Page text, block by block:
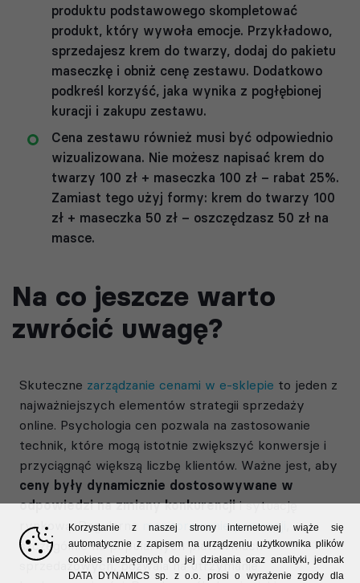
produktu podstawowego skompletować
produkt, który wywoła emocje. Przykładowo,
sprzedajesz krem do twarzy, dodaj do pakietu
maseczkę i obniż cenę zestawu. Dodatkowo
podkreśl korzyść, jaka wynika z pogłębionej
kuracji i zakupu zestawu.
Cena zestawu również musi być odpowiednio
wizualizowana. Nie możesz napisać krem do
twarzy 100 zł + maseczka 100 zł – rabat 25%.
Zamiast tego użyj formy: krem do twarzy 100
zł + maseczka 50 zł – oszczędzasz 50 zł na
masce.
Na co jeszcze warto
zwrócić uwagę?
Skuteczne zarządzanie cenami w e-sklepie to jeden z
najważniejszych elementów strategii sprzedaży
online. Psychologia cen pozwala na zastosowanie
technik, które mogą istotnie zwiększyć konwersje i
przyciągnąć większą liczbę klientów. Ważne jest, aby
ceny były dynamicznie dostosowywane w
odpowiedzi na zmiany konkurencjii sytuację
rynkową. Regularne
monitorowanie promocji
szczególnie na popularnych platformach
sprzedażowych, pozwala na utrzymanie
Korzystanie z naszej strony internetowej wiąże się
automatycznie z zapisem na urządzeniu użytkownika plików
cookies niezbędnych do jej działania oraz analityki, jednak
DATA DYNAMICS sp. z o.o. prosi o wyrażenie zgody dla